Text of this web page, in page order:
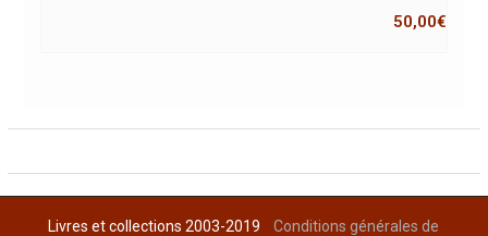
50,00€
Livres et collections 2003-2019Conditions générales de